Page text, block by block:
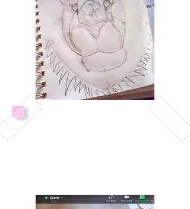
Desarrollar su creatividad e